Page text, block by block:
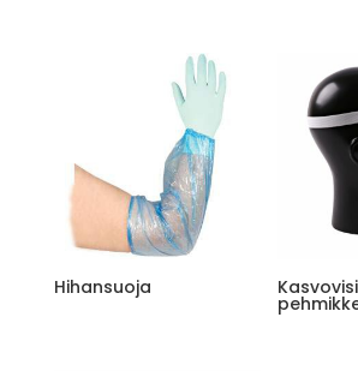
Hihansuoja